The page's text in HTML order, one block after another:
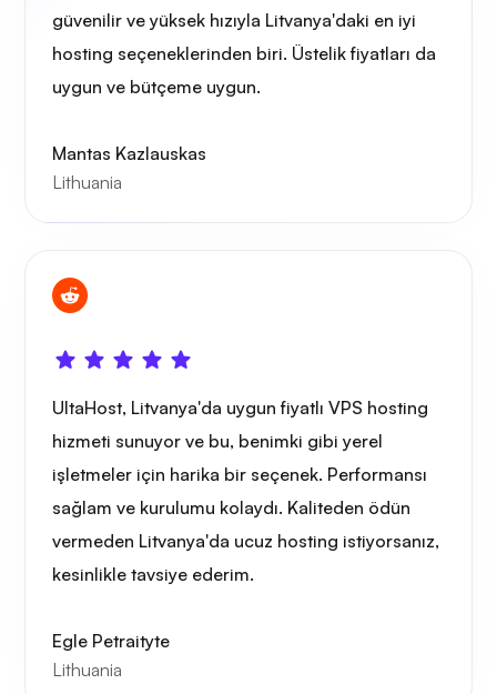
Tel koruma
Merak etmek
Oyun tüpü
güvenilir ve yüksek hızıyla Litvanya'daki en iyi
hosting seçeneklerinden biri. Üstelik fiyatları da
uygun ve bütçeme uygun.
Mantas Kazlauskas
Lithuania
UltaHost, Litvanya'da uygun fiyatlı VPS hosting
hizmeti sunuyor ve bu, benimki gibi yerel
işletmeler için harika bir seçenek. Performansı
sağlam ve kurulumu kolaydı. Kaliteden ödün
vermeden Litvanya'da ucuz hosting istiyorsanız,
kesinlikle tavsiye ederim.
Egle Petraityte
Lithuania